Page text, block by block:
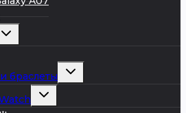
Развернуть
дочернее
браслеты
Развернуть
дочернее
Развернуть
дочернее